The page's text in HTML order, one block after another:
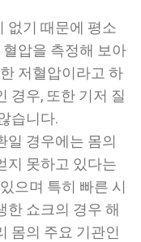
없기 때문에 평소
압을 측정해 보아
저혈압이라고 하
경우, 또한 기저 질
습니다.
일 경우에는 몸의
지 못하고 있다는
으며 특히 빠른 시
한 쇼크의 경우 해
몸의 주요 기관인